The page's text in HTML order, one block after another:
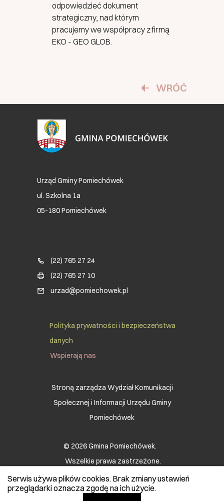
odpowiedzieć dokument
strategiczny, nad którym
pracujemy we współpracy z firmą
EKO - GEO GLOB.
WRÓĆ
Urząd Gminy Pomiechówek
ul. Szkolna 1a
05-180 Pomiechówek
Blok kontaktowy (Footer)
(22) 765 27 24
(22) 765 27 10
urzad@pomiechowek.pl
Social Menu Footer
Polityka prywatności i bezpieczeństwa
danych
Wspierają nas
Stroną zarządza Wydział Komunikacji
Społecznej i Informacji Urzędu Gminy
Pomiechówek
© 2026 Gmina Pomiechówek.
Wszelkie prawa zastrzeżone.
Realizacja:Ideo
Serwis używa plików cookies. Brak zmiany ustawień
przeglądarki oznacza zgodę na ich użycie.